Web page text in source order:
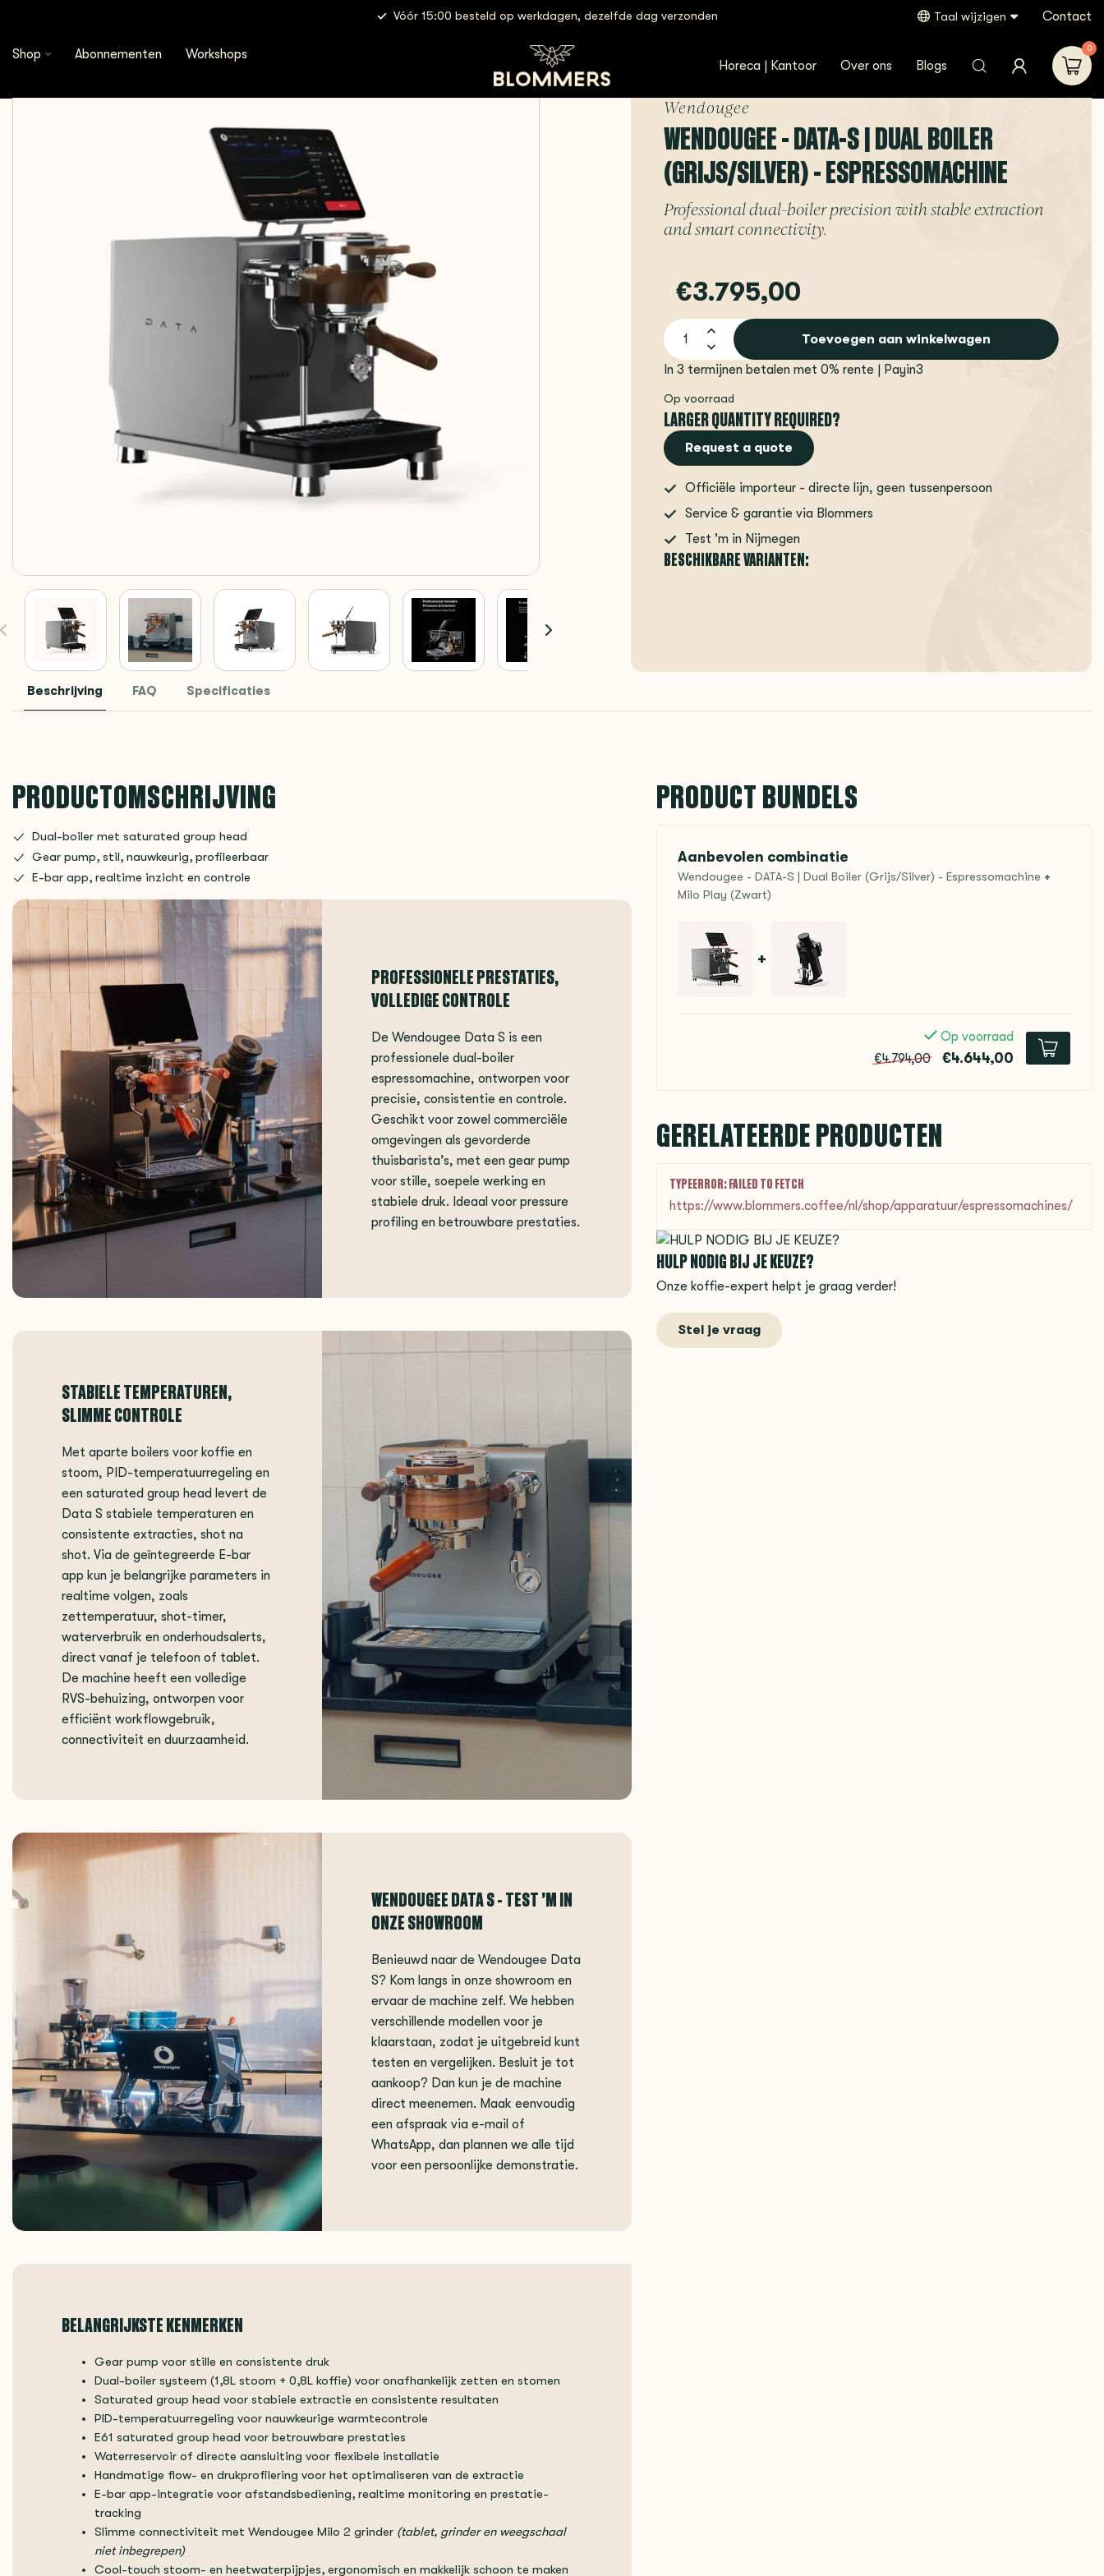
Klanten beoordelen ons met een 4,8/5 Taal wijzigen Contact
Shop Abonnementen Workshops
Horeca | Kantoor Over ons Blogs
0
Wendougee - DATA-S | Dual Boiler (Grijs/Silver) - Espressomachine
Wendougee
WENDOUGEE - DATA-S | DUAL BOILER
(GRIJS/SILVER) - ESPRESSOMACHINE
Professional dual-boiler precision with stable extraction
and smart connectivity.
€3.795,00
Toevoegen aan winkelwagen
In 3 termijnen betalen met 0% rente | Payin3
Op voorraad
LARGER QUANTITY REQUIRED?
Request a quote
Officiële importeur - directe lijn, geen tussenpersoon
Service & garantie via Blommers
Test 'm in Nijmegen
BESCHIKBARE VARIANTEN:
Beschrijving FAQ Specificaties
PRODUCTOMSCHRIJVING
Dual-boiler met saturated group head
Gear pump, stil, nauwkeurig, profileerbaar
E-bar app, realtime inzicht en controle
PROFESSIONELE PRESTATIES,
VOLLEDIGE CONTROLE
De Wendougee Data S is een
professionele dual-boiler
espressomachine, ontworpen voor
precisie, consistentie en controle.
Geschikt voor zowel commerciële
omgevingen als gevorderde
thuisbarista’s, met een gear pump
voor stille, soepele werking en
stabiele druk. Ideaal voor pressure
profiling en betrouwbare prestaties.
STABIELE TEMPERATUREN,
SLIMME CONTROLE
Met aparte boilers voor koffie en
stoom, PID-temperatuurregeling en
een saturated group head levert de
Data S stabiele temperaturen en
consistente extracties, shot na
shot. Via de geïntegreerde E-bar
app kun je belangrijke parameters in
realtime volgen, zoals
zettemperatuur, shot-timer,
waterverbruik en onderhoudsalerts,
direct vanaf je telefoon of tablet.
De machine heeft een volledige
RVS-behuizing, ontworpen voor
efficiënt workflowgebruik,
connectiviteit en duurzaamheid.
WENDOUGEE DATA S - TEST ’M IN
ONZE SHOWROOM
Benieuwd naar de Wendougee Data
S? Kom langs in onze showroom en
ervaar de machine zelf. We hebben
verschillende modellen voor je
klaarstaan, zodat je uitgebreid kunt
testen en vergelijken. Besluit je tot
aankoop? Dan kun je de machine
direct meenemen. Maak eenvoudig
een afspraak via e-mail of
WhatsApp, dan plannen we alle tijd
voor een persoonlijke demonstratie.
BELANGRIJKSTE KENMERKEN
Gear pump voor stille en consistente druk
Dual-boiler systeem (1,8L stoom + 0,8L koffie) voor onafhankelijk zetten en stomen
Saturated group head voor stabiele extractie en consistente resultaten
PID-temperatuurregeling voor nauwkeurige warmtecontrole
E61 saturated group head voor betrouwbare prestaties
Waterreservoir of directe aansluiting voor flexibele installatie
Handmatige flow- en drukprofilering voor het optimaliseren van de extractie
E-bar app-integratie voor afstandsbediening, realtime monitoring en prestatie-
tracking
Slimme connectiviteit met Wendougee Milo 2 grinder (tablet, grinder en weegschaal
niet inbegrepen)
Cool-touch stoom- en heetwaterpijpjes, ergonomisch en makkelijk schoon te maken
PRODUCT BUNDELS
Aanbevolen combinatie
Wendougee - DATA-S | Dual Boiler (Grijs/Silver) - Espressomachine +
Milo Play (Zwart)
+
Op voorraad
€4.794,00
€4.644,00
GERELATEERDE PRODUCTEN
TYPEERROR: FAILED TO FETCH
https://www.blommers.coffee/nl/shop/apparatuur/espressomachines/
HULP NODIG BIJ JE KEUZE?
Onze koffie-expert helpt je graag verder!
Stel je vraag